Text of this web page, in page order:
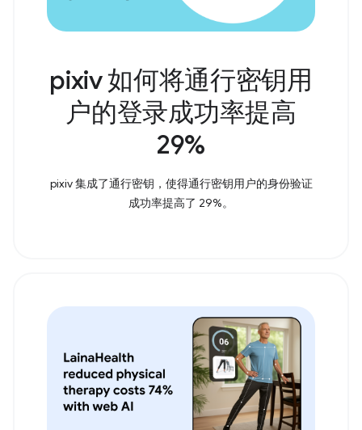
pixiv 如何将通行密钥用
户的登录成功率提高
29%
pixiv 集成了通行密钥，使得通行密钥用户的身份验证
成功率提高了 29%。